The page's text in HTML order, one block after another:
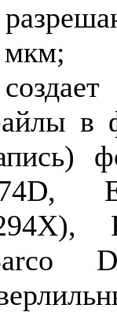
мкм;
в